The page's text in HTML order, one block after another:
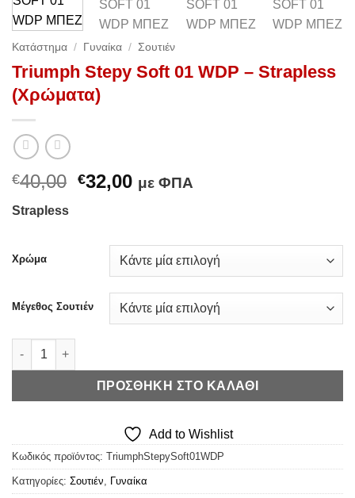
Κατάστημα / Γυναίκα / Σουτιέν
Triumph Stepy Soft 01 WDP – Strapless
(Χρώματα)
€40,00 Original
€32,00Η
€32,00.
με ΦΠΑ
Strapless
Χρώμα
Μέγεθος Σουτιέν
Triumph Stepy Soft 01 WDP - Strapless (Χρώματα) ποσότητα
ΠΡΟΣΘΉΚΗ ΣΤΟ ΚΑΛΆΘΙ
Add to Wishlist
Κωδικός προϊόντος: TriumphStepySoft01WDP
Κατηγορίες: Σουτιέν Γυναίκα